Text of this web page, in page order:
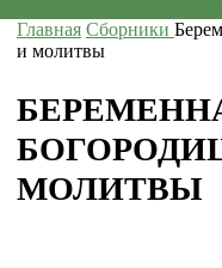
Главная Сборники
и молитвы
МОЛИТВЫ